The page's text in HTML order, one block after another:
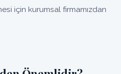
için kurumsal firmamızdan